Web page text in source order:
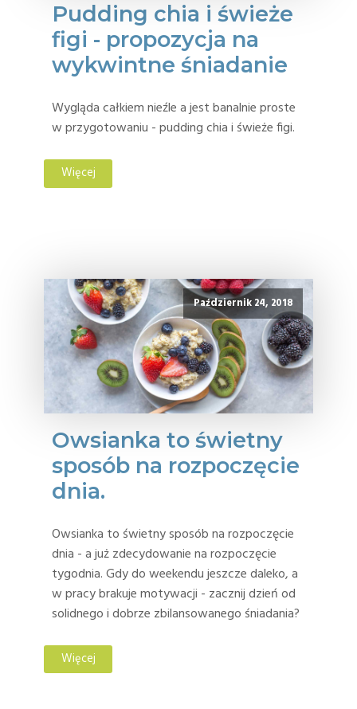
Pudding chia i świeże
figi - propozycja na
wykwintne śniadanie
Wygląda całkiem nieźle a jest banalnie proste
w przygotowaniu - pudding chia i świeże figi.
Więcej
Październik 24, 2018
Owsianka to świetny
sposób na rozpoczęcie
dnia.
Owsianka to świetny sposób na rozpoczęcie
dnia - a już zdecydowanie na rozpoczęcie
tygodnia. Gdy do weekendu jeszcze daleko, a
w pracy brakuje motywacji - zacznij dzień od
solidnego i dobrze zbilansowanego śniadania?
Więcej